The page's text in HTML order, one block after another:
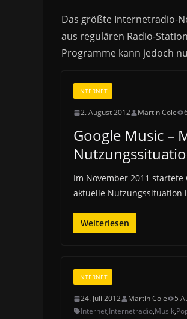
Das größte Internetradio-
aus regulären Radio-
Programme kann jedoch
INTERNET
2. August 2012 Martin Cole
Google Music –
Im November 2011
aktuelle Nutzungssituation
Weiterlesen
INTERNET
24. Juli 2012 Martin Cole
5
Internet,Internetradio,Musik,